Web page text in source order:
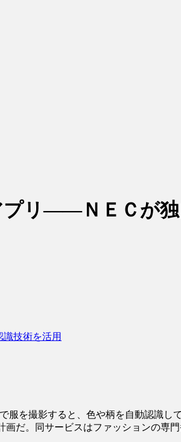
リ――ＮＥＣが独
技術を活用
を撮影すると、色や柄を自動認識
だ。同サービスはファッションの専